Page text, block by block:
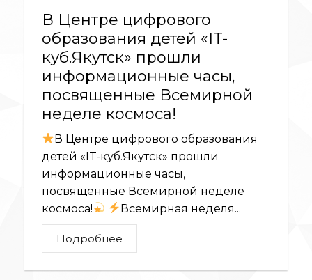
В Центре цифрового
образования детей «IT-
куб.Якутск» прошли
информационные часы,
посвященные Всемирной
неделе космоса!
В Центре цифрового образования
детей «IT-куб.Якутск» прошли
информационные часы,
посвященные Всемирной неделе
космоса!
Всемирная неделя...
Подробнее